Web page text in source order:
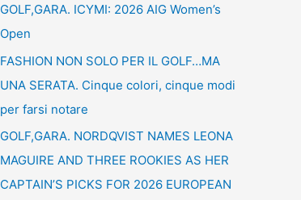
GOLF,GARA. ICYMI: 2026 AIG Women’s
Open
FASHION NON SOLO PER IL GOLF…MA
UNA SERATA. Cinque colori, cinque modi
per farsi notare
GOLF,GARA. NORDQVIST NAMES LEONA
MAGUIRE AND THREE ROOKIES AS HER
CAPTAIN’S PICKS FOR 2026 EUROPEAN